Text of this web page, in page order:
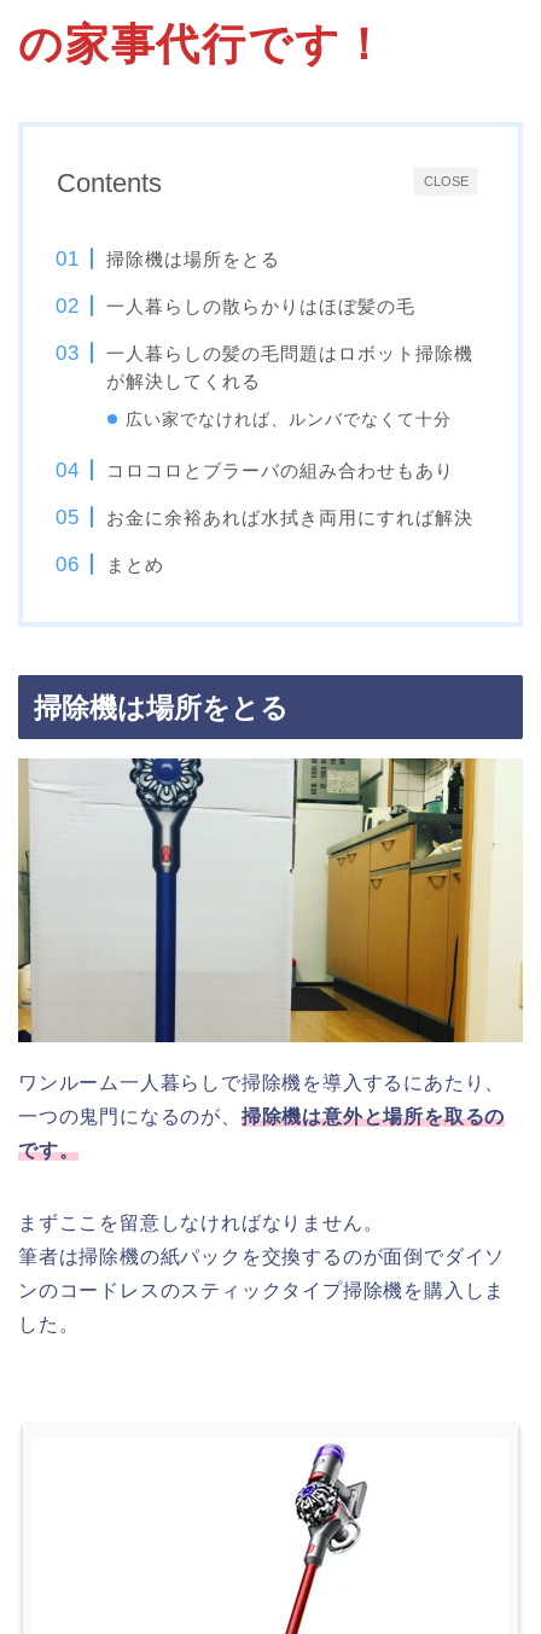
の家事代行です！
CLOSE
Contents
掃除機は場所をとる
一人暮らしの散らかりはほぼ髪の毛
一人暮らしの髪の毛問題はロボット掃除機
が解決してくれる
広い家でなければ、ルンバでなくて十分
コロコロとブラーバの組み合わせもあり
お金に余裕あれば水拭き両用にすれば解決
まとめ
掃除機は場所をとる
ワンルーム一人暮らしで掃除機を導入するにあたり、
一つの鬼門になるのが、 掃除機は意外と場所を取るの
です。
まずここを留意しなければなりません。
筆者は掃除機の紙パックを交換するのが面倒でダイソ
ンのコードレスのスティックタイプ掃除機を購入しま
した。